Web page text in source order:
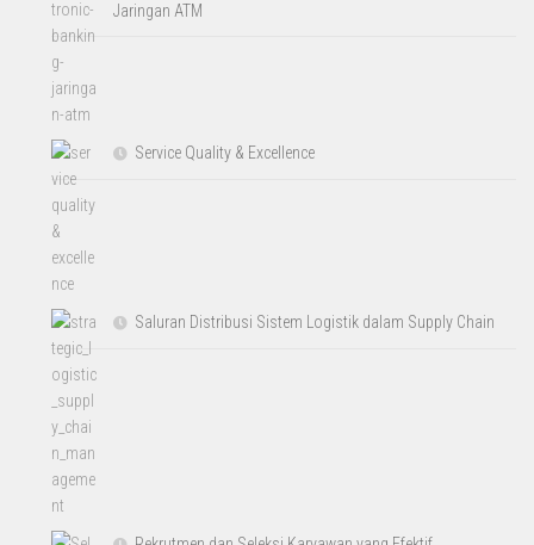
Jaringan ATM
Service Quality & Excellence
Saluran Distribusi Sistem Logistik dalam Supply Chain